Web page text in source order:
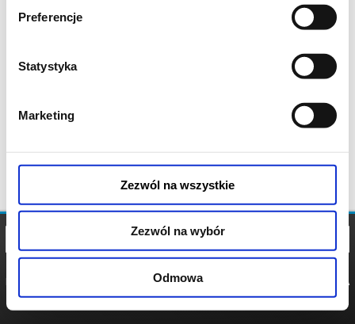
Preferencje
Statystyka
Marketing
Zezwól na wszystkie
Zezwól na wybór
Odmowa
POLITYKA
POLITYKA